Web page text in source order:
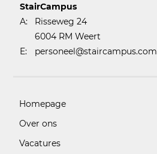
StairCampus
A:
Risseweg 24
6004 RM Weert
E:
personeel@staircampus.com
Homepage
Over ons
Vacatures